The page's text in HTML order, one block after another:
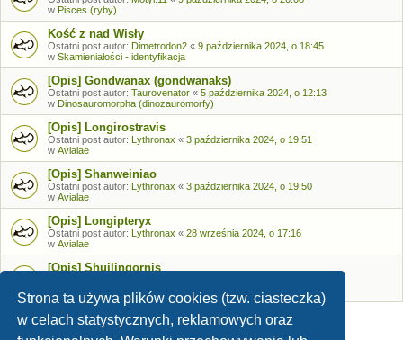
Strona ta używa plików cookies (tzw. ciasteczka)
w celach statystycznych, reklamowych oraz
w Pisces (ryby)
Kość z nad Wisły
Ostatni post autor: Dimetrodon2 « 9 października 2024, o 18:45
w Skamieniałości - identyfikacja
[Opis] Gondwanax (gondwanaks)
Ostatni post autor: Taurovenator « 5 października 2024, o 12:13
w Dinosauromorpha (dinozauromorfy)
[Opis] Longirostravis
Ostatni post autor: Lythronax « 3 października 2024, o 19:51
w Avialae
[Opis] Shanweiniao
Ostatni post autor: Lythronax « 3 października 2024, o 19:50
w Avialae
[Opis] Longipteryx
Ostatni post autor: Lythronax « 28 września 2024, o 17:16
w Avialae
[Opis] Shuilingornis